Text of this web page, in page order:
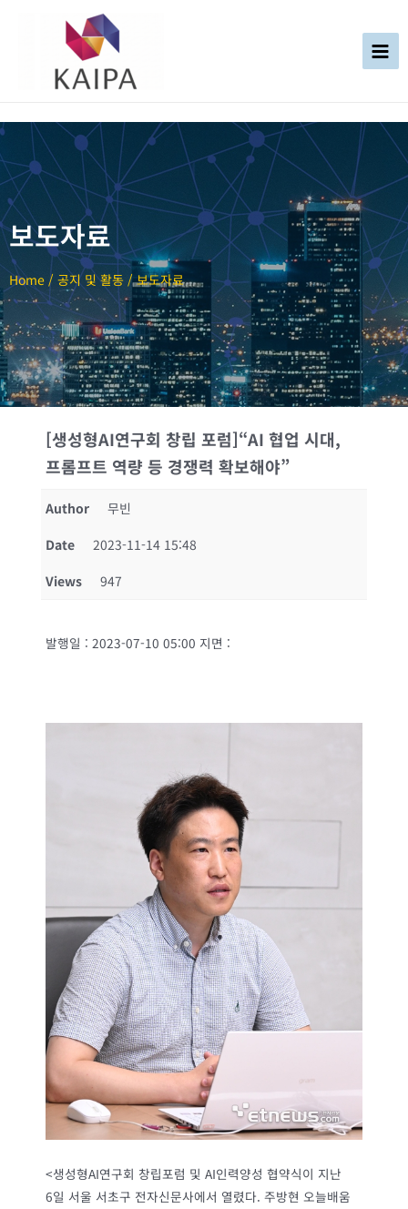
보도자료
Home / 공지 및 활동 / 보도자료
[생성형AI연구회 창립 포럼]“AI 협업 시대,
프롬프트 역량 등 경쟁력 확보해야”
Author
무빈
Date
2023-11-14 15:48
Views
947
발행일 : 2023-07-10 05:00 지면 :
<생성형AI연구회 창립포럼 및 AI인력양성 협약식이 지난
6일 서울 서초구 전자신문사에서 열렸다. 주방현 오늘배움